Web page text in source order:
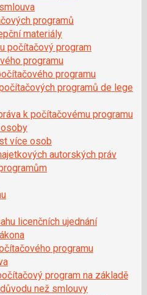
programů
materiály
počítačový program
programu
programu
programů de lege
k počítačovému programu
více osob
autorských práv
licenčních ujednání
programu
program na základě
než smlouvy